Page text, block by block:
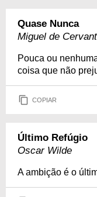
Quase Nunca
Miguel de
Pouca ou
coisa que não
COPIAR
Último Refúgio
Oscar Wilde
A ambição é o